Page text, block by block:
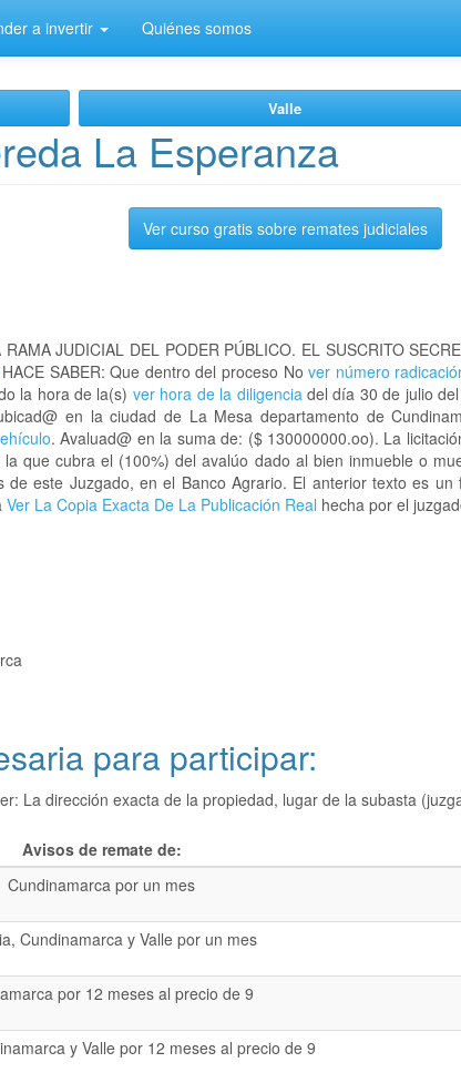
a invertir Quiénes somos
Valle
La Esperanza
Ver curso gratis sobre remates judiciales
JUDICIAL DEL PODER PÚBLICO. EL SUSCRITO
SABER: Que dentro del proceso Nover número
la hora de la(s) ver hora de la diligenciadel día 30 de julio
en la ciudad de La Mesa departamento de
. Avaluad@ en la suma de: ($ 130000000.oo). La
que cubra el (100%) del avalúo dado al bien inmueble o
de este Juzgado, en el Banco Agrario. El anterior texto es
Ver La Copia Exacta De La Publicación Real hecha por el
para participar:
La dirección exacta de la propiedad, lugar de la subasta
Avisos de remate de:
Cundinamarca por un mes
Cundinamarca y Valle por un mes
por 12 meses al precio de 9
y Valle por 12 meses al precio de 9